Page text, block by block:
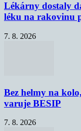
Lékárny dostaly
léku na rakovinu
7. 8. 2026
Bez helmy na
varuje BESIP
7. 8. 2026